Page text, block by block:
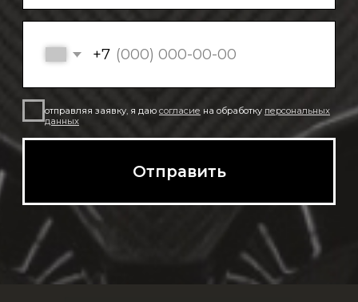
Адрес: Московская область,
Часы работы с 11:00 до 18:00
© Imperial Tuning, 2026
Политика в отношении обработки